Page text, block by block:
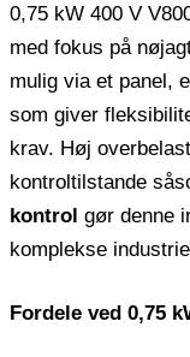
0,75 kW 400 V
med fokus på
mulig via et panel,
som giver
krav. Høj
kontroltilstande
kontrol gør denne
komplekse
Fordele ved 0,75